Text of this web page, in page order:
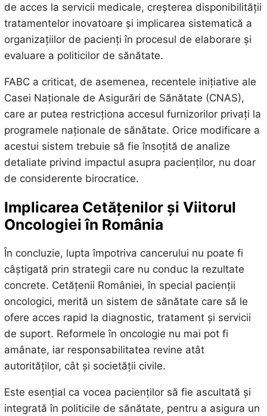
de acces la servicii medicale, creșterea disponibilității
tratamentelor inovatoare și implicarea sistematică a
organizațiilor de pacienți în procesul de elaborare și
evaluare a politicilor de sănătate.
FABC a criticat, de asemenea, recentele inițiative ale
Casei Naționale de Asigurări de Sănătate (CNAS),
care ar putea restricționa accesul furnizorilor privați la
programele naționale de sănătate. Orice modificare a
acestui sistem trebuie să fie însoțită de analize
detaliate privind impactul asupra pacienților, nu doar
de considerente birocratice.
Implicarea Cetățenilor și Viitorul
Oncologiei în România
În concluzie, lupta împotriva cancerului nu poate fi
câștigată prin strategii care nu conduc la rezultate
concrete. Cetățenii României, în special pacienții
oncologici, merită un sistem de sănătate care să le
ofere acces rapid la diagnostic, tratament și servicii
de suport. Reformele în oncologie nu mai pot fi
amânate, iar responsabilitatea revine atât
autorităților, cât și societății civile.
Este esențial ca vocea pacienților să fie ascultată și
integrată în politicile de sănătate, pentru a asigura un